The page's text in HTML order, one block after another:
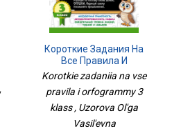
Короткие Задания На
Все Правила И
Орфограммы 3 Класс
Korotkie zadaniia na vse
pravila i orfogrammy 3
klass , Uzorova Ol'ga
Vasil'evna